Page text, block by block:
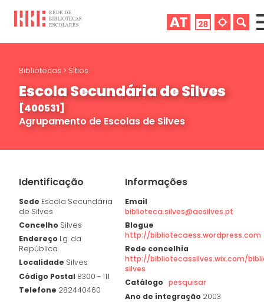
Bibliotecas > Sítios
Escola Secundária de Silves
[400531]
Agrupamento de Escolas de Silves
Identificação
Sede Escola Secundária
de Silves
Concelho Silves
Endereço Lg. da
República
Localidade Silves
Código Postal 8300 - 111
Telefone 282440460
Informações
Email
biblioteca.silves@aesilves.pt
Blogue
http://bibliotecaess.wordpress.com
Rede concelhia
http://bibliotecassilves.wix.com/
silves
Catálogo pesquisar
Ano de integração 2003